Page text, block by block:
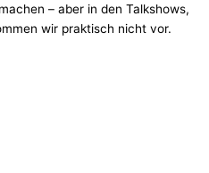
– aber in den Talkshows,
wir praktisch nicht vor.